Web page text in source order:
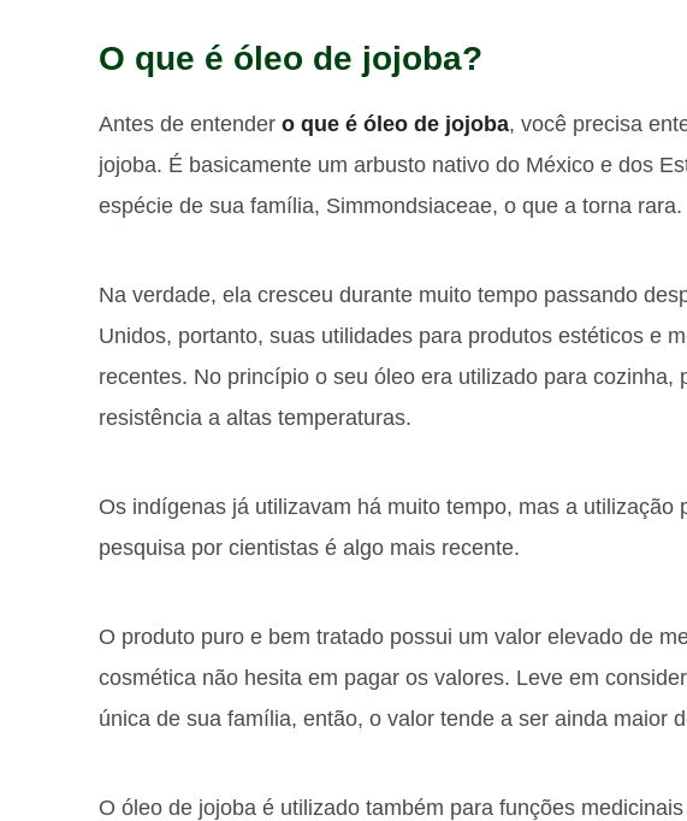
O que é óleo de jojoba?
Antes de entender o que é óleo de jojoba, você precisa
jojoba. É basicamente um arbusto nativo do México e dos
espécie de sua família, Simmondsiaceae, o que a torna rara.
Na verdade, ela cresceu durante muito tempo passando
Unidos, portanto, suas utilidades para produtos estéticos e
recentes. No princípio o seu óleo era utilizado para cozinha,
resistência a altas temperaturas.
Os indígenas já utilizavam há muito tempo, mas a utilização
pesquisa por cientistas é algo mais recente.
O produto puro e bem tratado possui um valor elevado de
cosmética não hesita em pagar os valores. Leve em
única de sua família, então, o valor tende a ser ainda maior
O óleo de jojoba é utilizado também para funções